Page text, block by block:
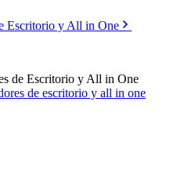
Escritorio y All in One
de Escritorio y All in One
de escritorio y all in one